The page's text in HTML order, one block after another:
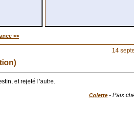
>>
14
et rejeté l’autre.
Colette- Paix